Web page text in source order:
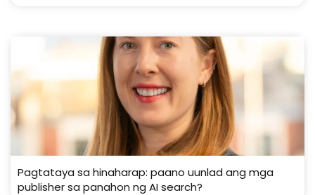
Pagtataya sa hinaharap: paano uunlad ang mga
publisher sa panahon ng AI search?